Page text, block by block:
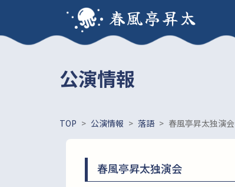
春風亭昇太
公演情報
TOP > 公演情報 > 落語 > 春風亭昇太独演会
春風亭昇太独演会